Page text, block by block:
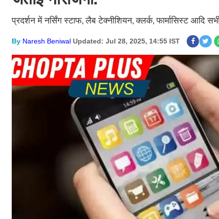
प्रदर्शन में नर्सिंग स्टाफ,लैब टेक्नीशियन,क्लर्क,फार्मासिस्ट आदि
By Naresh Beniwal Updated: Jul 28, 2025, 14:55 IST